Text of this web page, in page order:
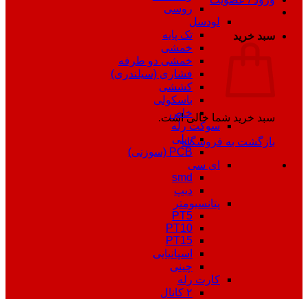
سبد خرید
سبد خرید شما خالی است.
بازگشت به فروشگاه
روسی
لودسل
تک پایه
خمشی
خمشی دو طرفه
فشاری (سیلندری)
کششی
باسکولی
خاص
سوکت رله
ریلی
PCB (سوزنی)
ای سی
smd
دیپ
پتانسیومتر
PT5
PT10
PT15
اسپانیایی
چینی
کارت رله
۲ کانال